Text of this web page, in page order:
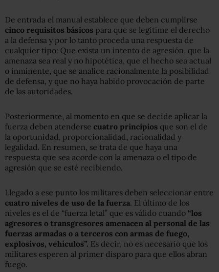
De entrada el manual establece que deben cumplirse
cinco requisitos básicos para que se legitime el derecho
a la defensa y por lo tanto proceda una respuesta de
cualquier tipo: Que exista un intento de agresión, que la
amenaza sea real y no hipotética, que el hecho sea actual
o inminente, que se analice racionalmente la posibilidad
de defensa, y que no haya habido provocación de parte
de las autoridades.
Posteriormente, al momento en que se decide aplicar la
fuerza deben atenderse cuatro principios que son el de
la oportunidad, proporcionalidad, racionalidad y
legalidad. En resumen, se trata de que haya una
respuesta que sea acorde con la amenaza o el tipo de
agresión que se esté recibiendo.
Llegado a ese punto los militares deben seleccionar entre
cuatro niveles de uso de la fuerza. El último de los
niveles es el de “fuerza letal” que es válido cuando “los
agresores o transgresores amenacen al personal de las
fuerzas armadas o a terceros con armas de fuego,
explosivos, vehículos”. Es decir, no es necesario que los
militares esperen al primer disparo para que ellos abran
fuego.